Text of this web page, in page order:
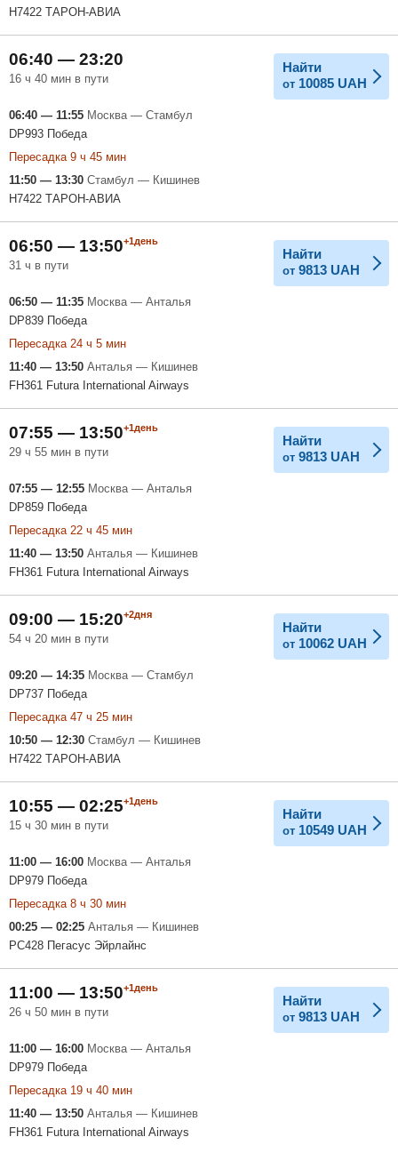
H7422 ТАРОН-АВИА
06:40 — 23:20
16 ч 40 мин в пути
Найти
от 10085 UAH
06:40 — 11:55 Москва — Стамбул
DP993 Победа
Пересадка 9 ч 45 мин
11:50 — 13:30 Стамбул — Кишинев
H7422 ТАРОН-АВИА
06:50 — 13:50+1день
31 ч в пути
Найти
от 9813 UAH
06:50 — 11:35 Москва — Анталья
DP839 Победа
Пересадка 24 ч 5 мин
11:40 — 13:50 Анталья — Кишинев
FH361 Futura International Airways
07:55 — 13:50+1день
29 ч 55 мин в пути
Найти
от 9813 UAH
07:55 — 12:55 Москва — Анталья
DP859 Победа
Пересадка 22 ч 45 мин
11:40 — 13:50 Анталья — Кишинев
FH361 Futura International Airways
09:00 — 15:20+2дня
54 ч 20 мин в пути
Найти
от 10062 UAH
09:20 — 14:35 Москва — Стамбул
DP737 Победа
Пересадка 47 ч 25 мин
10:50 — 12:30 Стамбул — Кишинев
H7422 ТАРОН-АВИА
10:55 — 02:25+1день
15 ч 30 мин в пути
Найти
от 10549 UAH
11:00 — 16:00 Москва — Анталья
DP979 Победа
Пересадка 8 ч 30 мин
00:25 — 02:25 Анталья — Кишинев
PC428 Пегасус Эйрлайнс
11:00 — 13:50+1день
26 ч 50 мин в пути
Найти
от 9813 UAH
11:00 — 16:00 Москва — Анталья
DP979 Победа
Пересадка 19 ч 40 мин
11:40 — 13:50 Анталья — Кишинев
FH361 Futura International Airways